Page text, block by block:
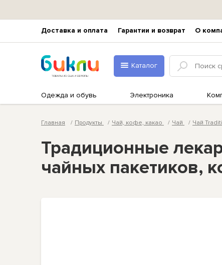
Доставка и оплата Гарантии и возврат О
Каталог
Одежда и обувь Электроника
Главная Продукты Чай, кофе, какао Чай Чай
Традиционные
чайных пакетиков,